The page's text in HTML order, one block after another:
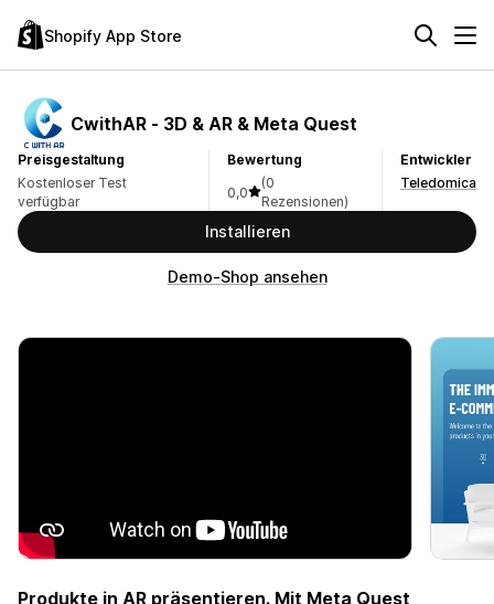
Shopify App Store
CwithAR ‑ 3D & AR & Meta Quest
Preisgestaltung
Kostenloser Test
verfügbar
Bewertung
0,0
(0
Rezensionen)
Entwickler
Teledomica
Installieren
Demo-Shop ansehen
Produkte in AR präsentieren. Mit Meta Quest